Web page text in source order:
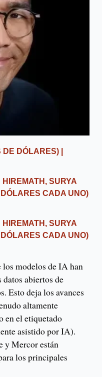
DÓLARES) |
SURYA
CADA UNO)
SURYA
CADA UNO)
modelos de IA han
abiertos de
Esto deja los avances
altamente
en el etiquetado
asistido por IA).
y Mercor están
los principales